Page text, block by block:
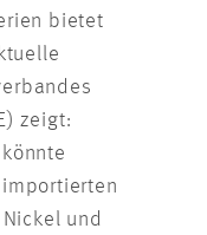
bietet
zeigt:
und